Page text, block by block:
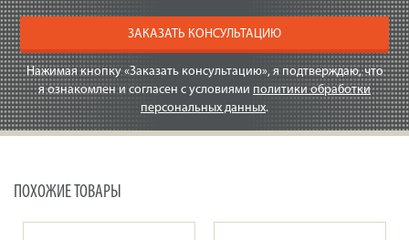
ЗАКАЗАТЬ КОНСУЛЬТАЦИЮ
Нажимая кнопку «Заказать консультацию», я подтверждаю, что
я ознакомлен и согласен с условиями политики обработки
персональных данных.
ПОХОЖИЕ ТОВАРЫ